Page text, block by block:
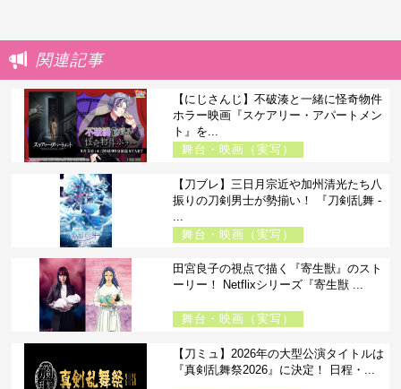
関連記事
【にじさんじ】不破湊と一緒に怪奇物件
ホラー映画『スケアリー・アパートメン
ト』を...
舞台・映画（実写）
【刀ブレ】三日月宗近や加州清光たち八
振りの刀剣男士が勢揃い！ 『刀剣乱舞 -
舞台・映画（実写）
田宮良子の視点で描く『寄生獣』のスト
ーリー！ Netflixシリーズ『寄生獣 ...
舞台・映画（実写）
【刀ミュ】2026年の大型公演タイトルは
『真剣乱舞祭2026』に決定！ 日程・...